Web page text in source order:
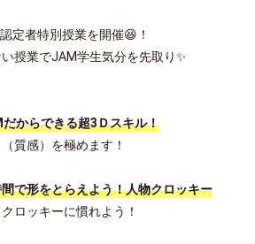
定者特別授業を開催😆！
授業でJAM学生気分を先取り✨
からできる超3Ｄスキル！
質感）を極めます！
で形をとらえよう！人物クロッキー
ロッキーに慣れよう！